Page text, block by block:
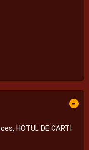
-
HOTUL DE CARTI.